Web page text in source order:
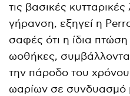
τις βασικές κυτταρικές
γήρανση, εξηγεί η
σαφές ότι η ίδια πτώση
ωοθήκες,
την πάροδο του
ωαρίων σε συνδυασμό